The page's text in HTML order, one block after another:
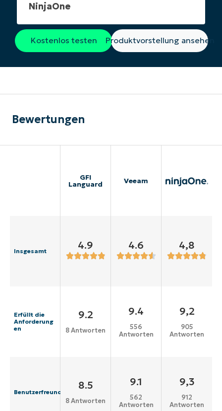
NinjaOne
Kostenlos testen Produktvorstellung ansehen
Bewertungen
GFI
Languard Veeam
Insgesamt 4.9 4.6 4,8
Erfüllt die
Anforderung
en
9.2
8 Antworten
9.4
556
Antworten
9,2
905
Antworten
Benutzerfreundlichkeit
8.5
8 Antworten
9.1
562
Antworten
9,3
912
Antworten